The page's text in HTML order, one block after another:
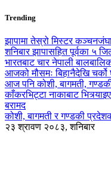
Trending
झापामा तेस्रो मिस्टर
शनिबार झापासहित पूर्वका ५
भारतबाट चार नेपाली
आजको मौसमः बिहानैदेखि चर्को
आज पनि कोशी, बागमती, गण्डकी
काँकरभिट्टा नाकाबाट
बरामद
कोशी, बागमती र गण्डकी
२३ श्रावण २०८३, शनिबार